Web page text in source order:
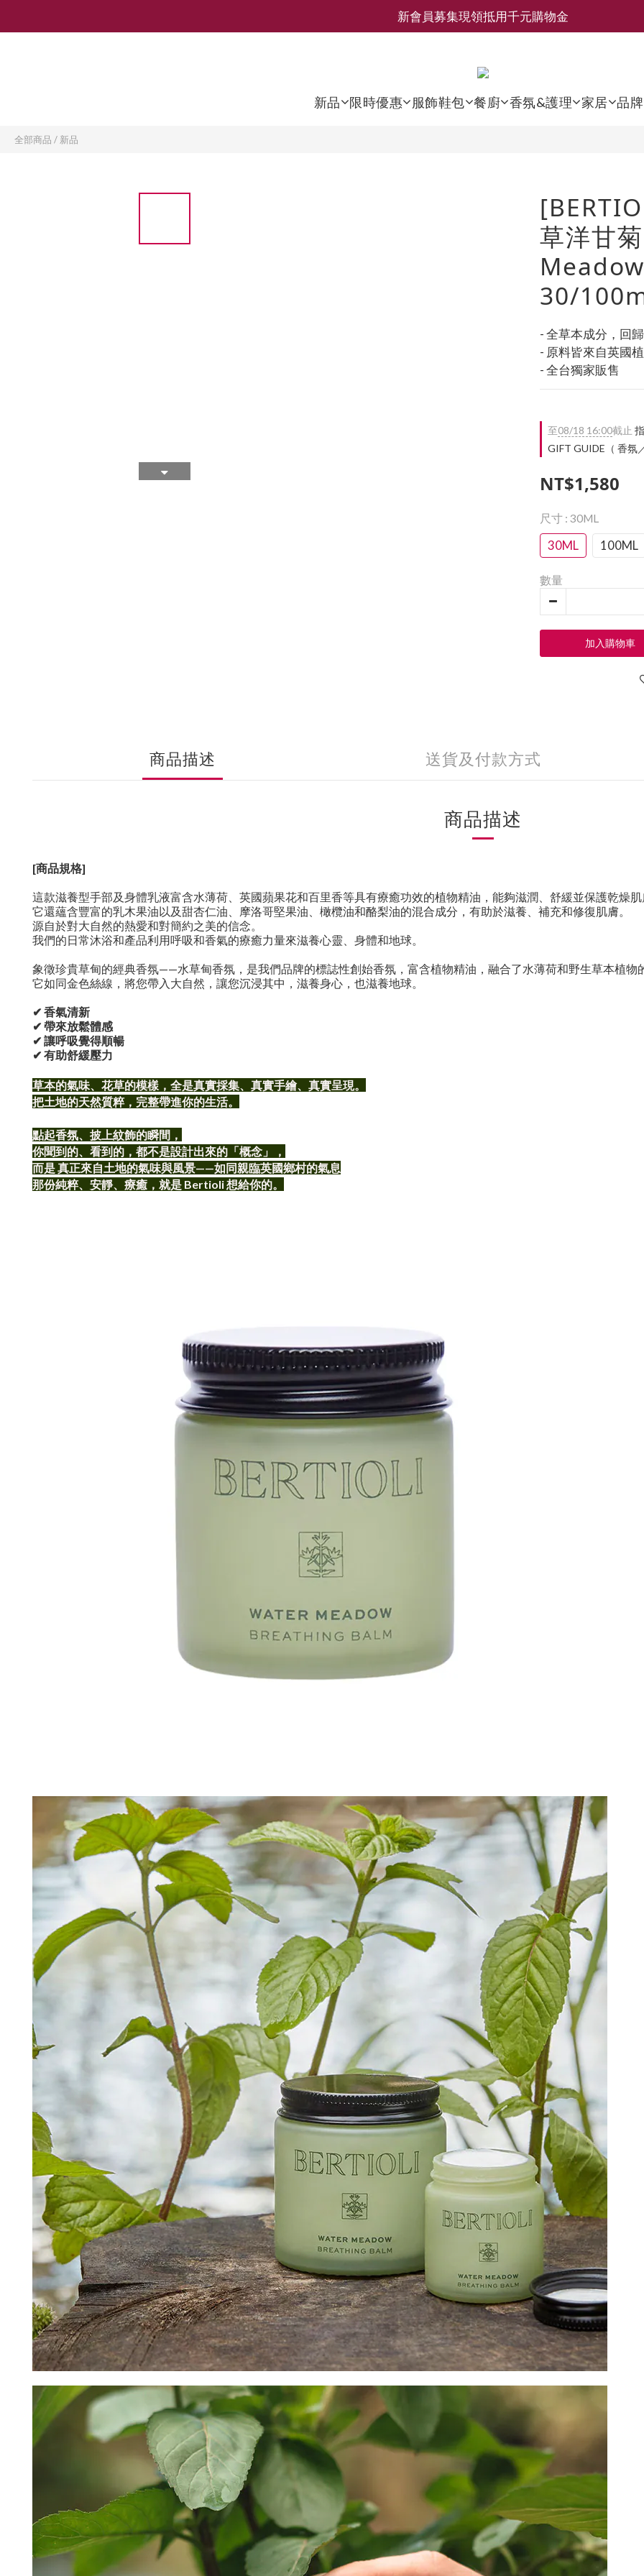
新會員募集現領抵用千元購物金
新會員募集現領抵用千元購物金
香氛 / 家居 / 餐廚 [ 全館折上兩件9折，三件享85折 】
新會員募集現領抵用千元購物金
新品 限時優惠 服飾鞋包 餐廚 香氛&護理 家居 品牌
全部商品 / 新品
草洋甘
30/
- 全草本成分，回
- 原料皆來自英國
- 全台獨家販售
至08/18 16:00截止
GIFT GUIDE（ 香氛
NT$1,580
尺寸 : 30ML
30ML 100ML
數量
加入購物車
商品描述 送貨及付款方式
商品描述
[商品規格]
這款滋養型手部及身體乳液富含水薄荷、英國蘋果花和百里香等具有療癒功效的植物精油，能夠滋潤、舒緩並保護乾燥肌
它還蘊含豐富的乳木果油以及甜杏仁油、摩洛哥堅果油、橄欖油和酪梨油的混合成分，有助於滋養、補充和修復肌膚。
源自於對大自然的熱愛和對簡約之美的信念。
我們的日常沐浴和產品利用呼吸和香氣的療癒力量來滋養心靈、身體和地球。
象徵珍貴草甸的經典香氛——水草甸香氛，是我們品牌的標誌性創始香氛，富含植物精油，融合了水薄荷和野生草本植物
它如同金色絲線，將您帶入大自然，讓您沉浸其中，滋養身心，也滋養地球。
✔ 香氣清新
✔ 帶來放鬆體感
✔ 讓呼吸覺得順暢
✔ 有助舒緩壓力
草本的氣味、花草的模樣，全是真實採集、真實手繪、真實呈現。
把土地的天然質粹，完整帶進你的生活。
點起香氛、披上紋飾的瞬間，
你聞到的、看到的，都不是設計出來的「概念」，
而是 真正來自土地的氣味與風景——如同親臨英國鄉村的氣息
那份純粹、安靜、療癒，就是 Bertioli 想給你的。